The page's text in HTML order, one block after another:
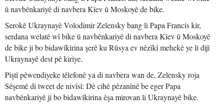
û navbênkariyê di navbera Kîev û Moskoyê de bike.
Serokê Ukraynayê Volodimir Zelensky bang li Papa Francis kir,
serdana welatê wî bike û navbênkariyê di navbera Kîev û Moskoyê
de bike ji bo bidawîkirina şerê ku Rûsya ev nêzîkî mehekê ye li dijî
Ukraynayê dest pê kiriye.
Piştî pêwendiyeke têlefonê ya di navbera wan de, Zelensky roja
Sêşemê di tweet de nivîsî: Dê cihê pêzanînê be eger Papa
navbênkariyê ji bo bidawîkirina êşa mirovan li Ukraynayê bike.